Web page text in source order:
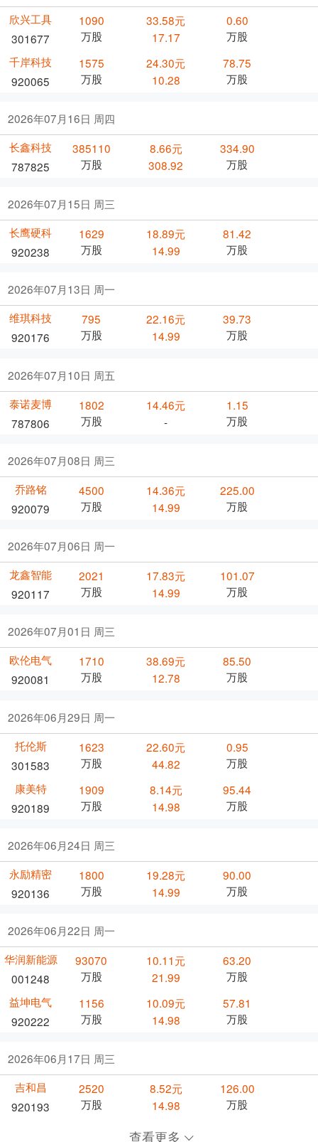
欣兴工具
301677
1090
万股
33.58元
17.17
0.60
万股
千岸科技
920065
1575
万股
24.30元
10.28
78.75
万股
2026年07月16日 周四
长鑫科技
787825
385110
万股
8.66元
308.92
334.90
万股
2026年07月15日 周三
长鹰硬科
920238
1629
万股
18.89元
14.99
81.42
万股
2026年07月13日 周一
维琪科技
920176
795
万股
22.16元
14.99
39.73
万股
2026年07月10日 周五
泰诺麦博
787806
1802
万股
14.46元
-
1.15
万股
2026年07月08日 周三
乔路铭
920079
4500
万股
14.36元
14.99
225.00
万股
2026年07月06日 周一
龙鑫智能
920117
2021
万股
17.83元
14.99
101.07
万股
2026年07月01日 周三
欧伦电气
920081
1710
万股
38.69元
12.78
85.50
万股
2026年06月29日 周一
托伦斯
301583
1623
万股
22.60元
44.82
0.95
万股
康美特
920189
1909
万股
8.14元
14.98
95.44
万股
2026年06月24日 周三
永励精密
920136
1800
万股
19.28元
14.99
90.00
万股
2026年06月22日 周一
华润新能源
001248
93070
万股
10.11元
21.99
63.20
万股
益坤电气
920222
1156
万股
10.09元
14.98
57.81
万股
2026年06月17日 周三
吉和昌
920193
2520
万股
8.52元
14.98
126.00
万股
查看更多